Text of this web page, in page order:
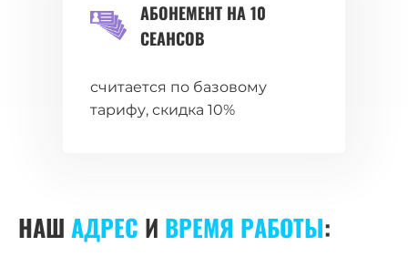
АБОНЕМЕНТ НА 10
СЕАНСОВ
считается по базовому
тарифу, скидка 10%
НАШ АДРЕС И ВРЕМЯ РАБОТЫ: